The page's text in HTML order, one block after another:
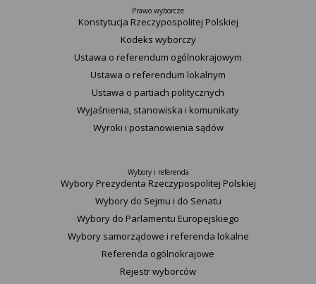
Prawo wyborcze
Konstytucja Rzeczypospolitej Polskiej​
Kodeks wyborczy
Ustawa o referendum ogólnokrajowym
Ustawa o referendum lokalnym
Ustawa o partiach politycznych
Wyjaśnienia, stanowiska i komunikaty
Wyroki i postanowienia sądów
Wybory i referenda
Wybory Prezydenta Rzeczypospolitej Polskiej
Wybory do Sejmu i do Senatu
Wybory do Parlamentu Europejskiego
Wybory samorządowe i referenda lokalne
Referenda ogólnokrajowe
Rejestr wyborców